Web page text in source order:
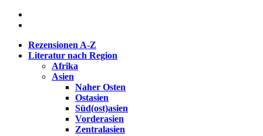
Rezensionen A-Z
Literatur nach Region
Afrika
Asien
Naher Osten
Ostasien
Süd(ost)asien
Vorderasien
Zentralasien